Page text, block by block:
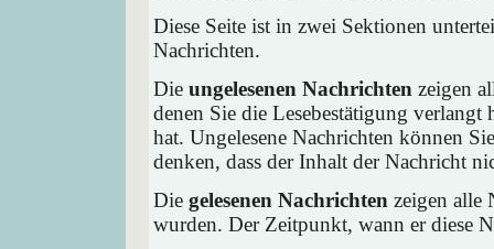
Diese Seite ist in zwei Sektionen
Nachrichten.
Die ungelesenen Nachrichten zeigen
denen Sie die Lesebestätigung verlangt
hat. Ungelesene Nachrichten können
denken, dass der Inhalt der Nachricht
Die gelesenen Nachrichten zeigen alle
wurden. Der Zeitpunkt, wann er diese